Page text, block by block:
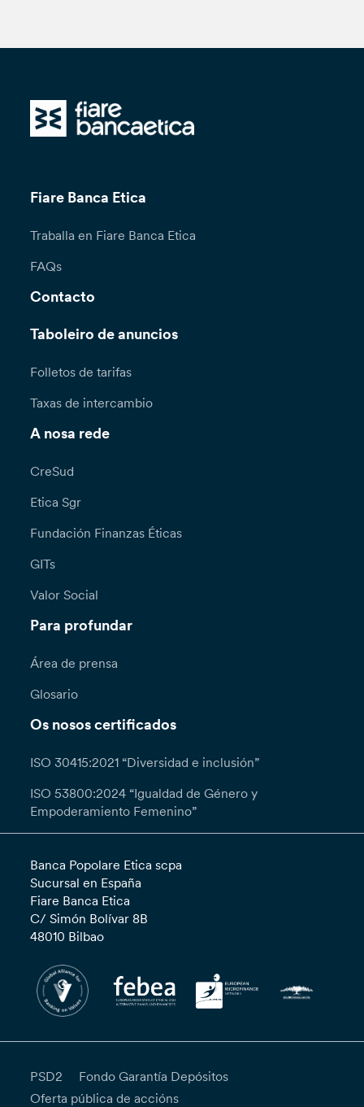
Fiare Banca Etica
Traballa en Fiare Banca Etica
FAQs
Contacto
Taboleiro de anuncios
Folletos de tarifas
Taxas de intercambio
A nosa rede
CreSud
Etica Sgr
Fundación Finanzas Éticas
GITs
Valor Social
Para profundar
Área de prensa
Glosario
Os nosos certificados
ISO 30415:2021 “Diversidad e inclusión”
ISO 53800:2024 “Igualdad de Género y
Empoderamiento Femenino”
Banca Popolare Etica scpa
Sucursal en España
Fiare Banca Etica
C/ Simón Bolívar 8B
48010 Bilbao
PSD2
Fondo Garantía Depósitos
Oferta pública de accións